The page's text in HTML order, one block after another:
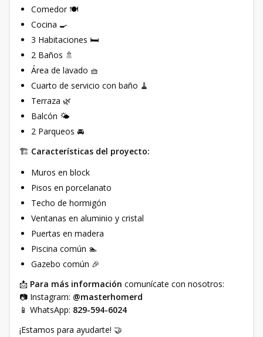
Comedor 🍽️
Cocina 🍳
3 Habitaciones 🛏️
2 Baños 🚿
Área de lavado 🧺
Cuarto de servicio con baño 🧹
Terraza 🌿
Balcón 🌤️
2 Parqueos 🚘
🏗️ Características del proyecto:
Muros en block
Pisos en porcelanato
Techo de hormigón
Ventanas en aluminio y cristal
Puertas en madera
Piscina común 🏊
Gazebo común 🎉
📩 Para más información comunícate con nosotros:
📷 Instagram: @masterhomerd
📱 WhatsApp: 829-594-6024
¡Estamos para ayudarte! 🤝